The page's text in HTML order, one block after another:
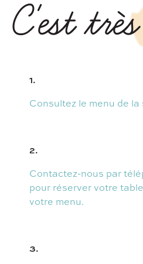
C'est
1.
Consultez le menu de
2.
Contactez-nous par
pour réserver votre
votre menu.
3.